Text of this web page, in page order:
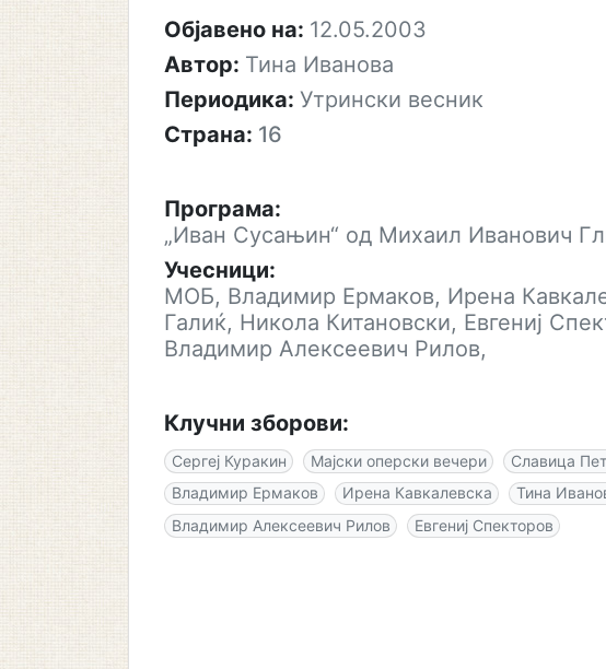
Објавено на: 12.05.2003
Автор: Тина Иванова
Периодика: Утрински весник
Страна: 16
Програма:
„Иван Сусањин“ од Михаил Иванович
Учесници:
МОБ, Владимир Ермаков, Ирена
Галиќ, Никола Китановски, Евгениј
Владимир Алексеевич Рилов,
Клучни зборови:
Сергеј Куракин Мајски оперски вечери Славица
Владимир Ермаков
Ирена Кавкалевска Тина
Владимир Алексеевич Рилов
Евгениј Спекторов